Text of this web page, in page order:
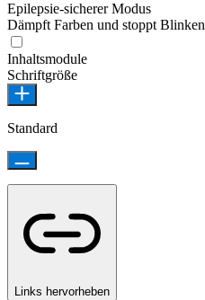
Epilepsie-sicherer Modus
Dämpft Farben und stoppt Blinken
Inhaltsmodule
Schriftgröße
Standard
Links hervorheben